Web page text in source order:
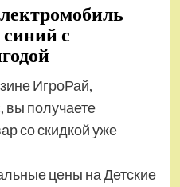
синий с
ИгроРай,
вы получаете
со скидкой уже
цены на Детские